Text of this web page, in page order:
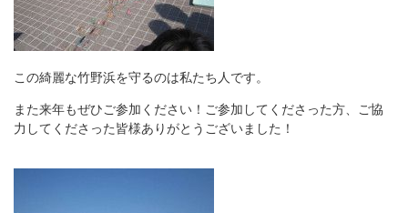
この綺麗な竹野浜を守るのは私たち人です。
また来年もぜひご参加ください！ご参加してくださった方、ご協
力してくださった皆様ありがとうございました！